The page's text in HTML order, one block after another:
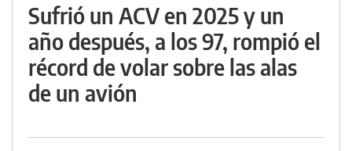
Sufrió un ACV en 2025 y un
año después, a los 97, rompió el
récord de volar sobre las alas
de un avión